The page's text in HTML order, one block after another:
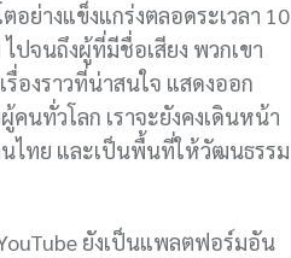
ย่างแข็งแกร่งตลอดระเวลา 10
จนถึงผู้ที่มีชื่อเสียง พวกเขา
รื่องราวที่น่าสนใจ แสดงออก
คนทั่วโลก เราจะยังคงเดินหน้า
นไทย และเป็นพื้นที่ให้วัฒนธรรม
ยังเป็นแพลตฟอร์มอัน